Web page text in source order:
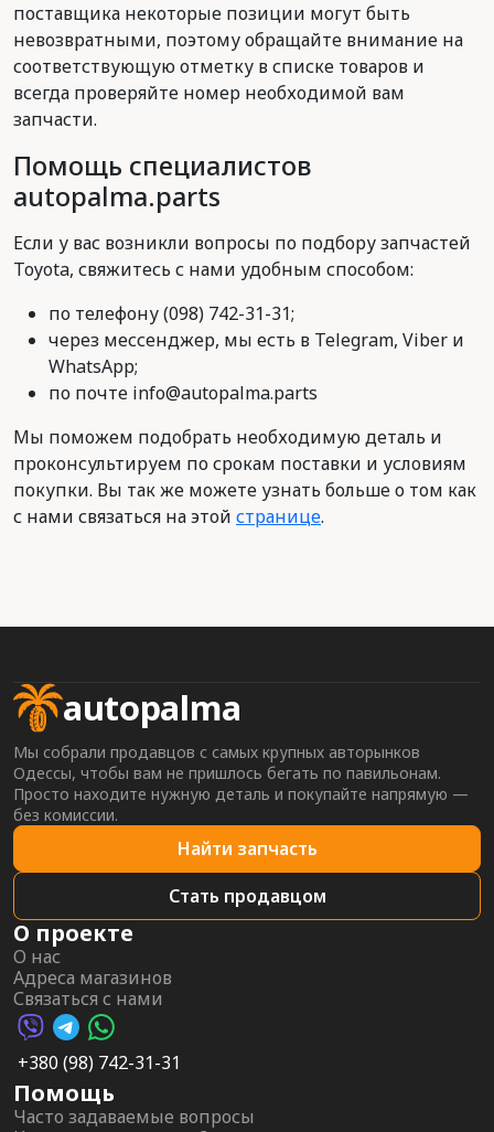
поставщика некоторые позиции могут быть
невозвратными, поэтому обращайте внимание на
соответствующую отметку в списке товаров и
всегда проверяйте номер необходимой вам
запчасти.
Помощь специалистов
autopalma.parts
Если у вас возникли вопросы по подбору запчастей
Toyota, свяжитесь с нами удобным способом:
по телефону (098) 742-31-31;
через мессенджер, мы есть в Telegram, Viber и
WhatsApp;
по почте info@autopalma.parts
Мы поможем подобрать необходимую деталь и
проконсультируем по срокам поставки и условиям
покупки. Вы так же можете узнать больше о том как
с нами связаться на этой странице.
autopalma
Мы собрали продавцов с самых крупных авторынков
Одессы, чтобы вам не пришлось бегать по павильонам.
Просто находите нужную деталь и покупайте напрямую —
без комиссии.
Найти запчасть
Стать продавцом
О проекте
О нас
Адреса магазинов
Связаться с нами
Viber AutoPalma
Telegram AutoPalma
WhatsApp AutoPalma
+380 (98) 742-31-31
Помощь
Часто задаваемые вопросы